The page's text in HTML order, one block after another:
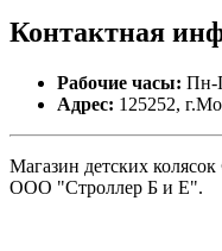
Контактная
Рабочие часы: Пн-
Адрес: 125252,
Магазин детских
ООО "Строллер Б и Е".